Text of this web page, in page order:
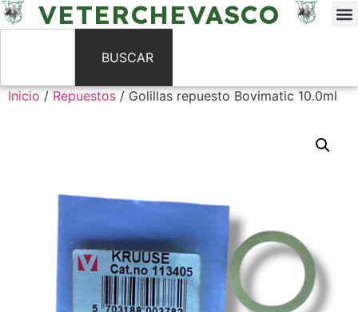
VETERCHEVASCO
BUSCAR
Inicio/Repuestos/ Golillas repuesto Bovimatic 10.0ml